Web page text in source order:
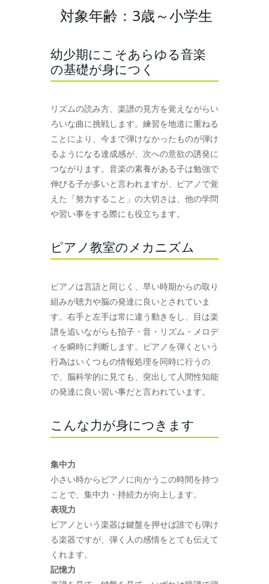
対象年齢：3歳～小学生
幼少期にこそあらゆる音楽
の基礎が身につく
リズムの読み方、楽譜の見方を覚えながらい
ろいな曲に挑戦します。練習を地道に重ねる
ことにより、今まで弾けなかったものが弾け
るようになる達成感が、次への意欲の誘発に
つながります。音楽の素養がある子は勉強で
伸びる子が多いと言われますが、ピアノで覚
えた「努力すること」の大切さは、他の学問
や習い事をする際にも役立ちます。
ピアノ教室のメカニズム
ピアノは言語と同じく、早い時期からの取り
組みが聴力や脳の発達に良いとされていま
す。右手と左手は常に違う動きをし、目は楽
譜を追いながらも拍子・音・リズム・メロデ
ィを瞬時に判断します。ピアノを弾くという
行為はいくつもの情報処理を同時に行うの
で、脳科学的に見ても、突出して人間性知能
の発達に良い習い事だと言われています。
こんな力が身につきます
集中力
小さい時からピアノに向かうこの時間を持つ
ことで、集中力・持続力が向上します。
表現力
ピアノという楽器は鍵盤を押せば誰でも弾け
る楽器ですが、弾く人の感情をとても伝えて
くれます。
記憶力